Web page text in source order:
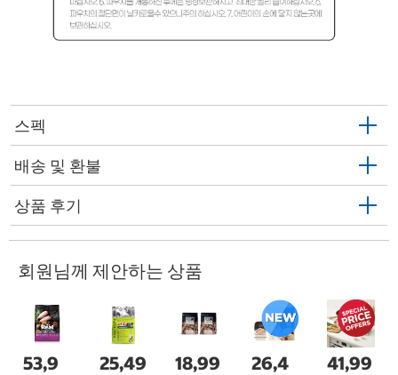
스펙
배송 및 환불
상품 후기
회원님께 제안하는 상품
53,9
25,49
18,99
26,4
41,99